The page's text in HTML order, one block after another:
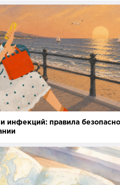
инфекций: правила